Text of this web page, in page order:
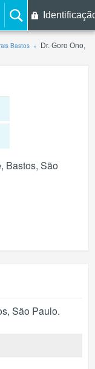
Bastos
Dr. Goro Ono,
Bastos, São
, São Paulo.